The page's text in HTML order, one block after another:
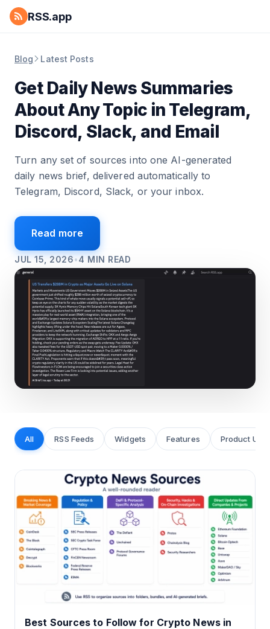
RSS.app
Blog Latest Posts
Get Daily News Summaries
About Any Topic in Telegram,
Discord, Slack, and Email
Turn any set of sources into one AI-generated
daily news brief, delivered automatically to
Telegram, Discord, Slack, or your inbox.
Read more
JUL 15, 2026•4 MIN READ
All RSS Feeds Widgets Features Product
Best Sources to Follow for Crypto News in